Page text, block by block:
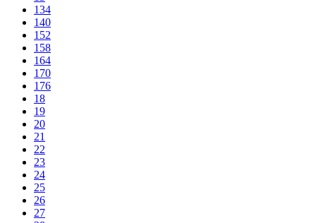
134
140
152
158
164
170
176
18
19
20
21
22
23
24
25
26
27